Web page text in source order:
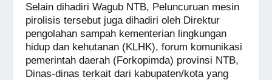
Selain dihadiri Wagub NTB, Peluncuruan mesin
pirolisis tersebut juga dihadiri oleh Direktur
pengolahan sampah kementerian lingkungan
hidup dan kehutanan (KLHK), forum komunikasi
pemerintah daerah (Forkopimda) provinsi NTB,
Dinas-dinas terkait dari kabupaten/kota yang